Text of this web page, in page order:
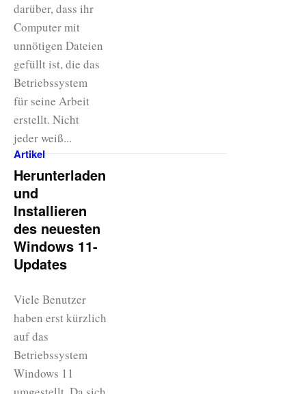
darüber, dass ihr
Computer mit
unnötigen Dateien
gefüllt ist, die das
Betriebssystem
für seine Arbeit
erstellt. Nicht
jeder weiß...
Artikel
Herunterladen
und
Installieren
des neuesten
Windows 11-
Updates
Viele Benutzer
haben erst kürzlich
auf das
Betriebssystem
Windows 11